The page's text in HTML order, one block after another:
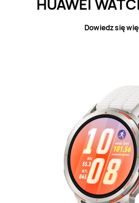
Dowiedz się